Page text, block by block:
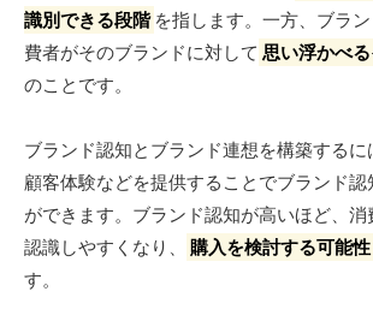
識別できる段階 を指します。一方、ブラ
費者がそのブランドに対して 思い浮かべ
のことです。
ブランド認知とブランド連想を構築するに
顧客体験などを提供することでブランド認
ができます。ブランド認知が高いほど、消
認識しやすくなり、
購入を検討する可能性
す。